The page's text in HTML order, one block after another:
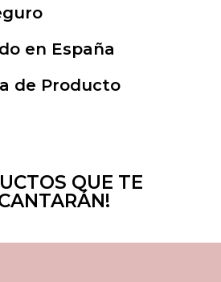
en España
de Producto
QUE TE